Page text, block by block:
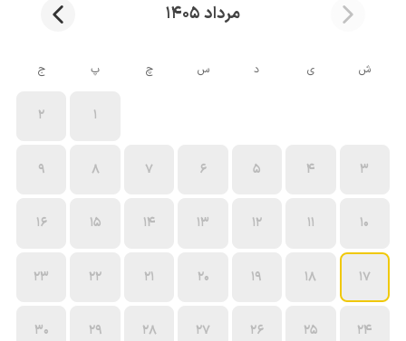
مرداد 1405
ش ی د س چ پ ج
1
2
3
4
5
6
7
8
9
10
11
12
13
14
15
16
17
18
19
20
21
22
23
24
25
26
27
28
29
30